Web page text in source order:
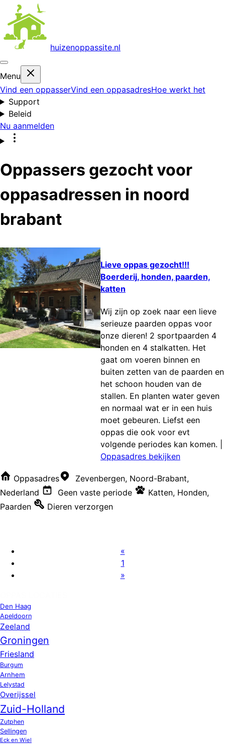
huizenoppassite.nl
Menu
Vind een oppasserVind een oppasadresHoe werkt het
Support
Beleid
Nu aanmelden
Oppassers gezocht voor
oppasadressen in noord
brabant
Lieve oppas gezocht!!!
Boerderij, honden, paarden,
katten
Wij zijn op zoek naar een lieve
serieuze paarden oppas voor
onze dieren! 2 sportpaarden 4
honden en 4 stalkatten. Het
gaat om voeren binnen en
buiten zetten van de paarden en
het schoon houden van de
stallen. En planten water geven
en normaal wat er in een huis
moet gebeuren. Liefst een
oppas die ook voor evt
volgende periodes kan komen.
Oppasadres bekijken
Oppasadres
Zevenbergen, Noord-Brabant,
Nederland
Geen vaste periode Katten, Honden,
Paarden
Dieren verzorgen
«
1
»
Den Haag
Apeldoorn
Zeeland
Groningen
Friesland
Burgum
Arnhem
Lelystad
Overijssel
Zuid-Holland
Zutphen
Sellingen
Eck en Wiel